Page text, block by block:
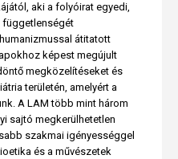
aki a folyóirat egyedi,
függetlenségét
átitatott
képest megújult
megközelítéseket és
területén, amelyért a
A LAM több mint három
sajtó megkerülhetetlen
szakmai igényességgel
és a művészetek